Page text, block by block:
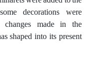
decorations were
made in the
shaped into its present